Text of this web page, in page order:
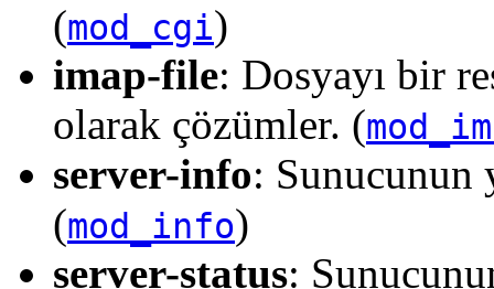
(mod_cgi)
imap-file: Dosyayı bir
olarak çözümler. (
server-info: Sunucunun
(mod_info)
server-status: